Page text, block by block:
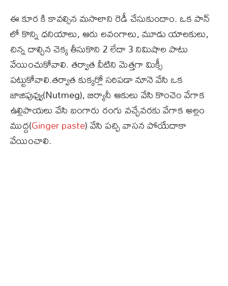
ఈ కూర కి కావల్సిన మసాలాని రెడీ చేసుకుందాం. ఒక పాన్
లో కొన్ని ధనియాలు, ఆరు లవంగాలు, మూడు యాలకులు,
చిన్న దాల్చిన చెక్క తీసుకొని 2 లేదా 3 నిమిషాల పాటు
వేయించుకోవాలి. తర్వాత వీటిని మెత్తగా మిక్సీ
పట్టుకోవాలి.తర్వాత కుక్కర్లో సరిపడా నూనె వేసి ఒక
జాజిపువ్వు(Nutmeg), బిర్యానీ ఆకులు వేసి కొంచెం వేగాక
ఉల్లిపాయలు వేసి బంగారు రంగు వచ్చేవరకు వేగాక అల్లం
ముద్ద(Ginger paste) వేసి పచ్చి వాసన పోయేదాకా
వేయించాలి.